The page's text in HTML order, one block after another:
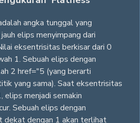
angka tunggal yang
elips menyimpang dari
eksentrisitas berkisar dari 0
1. Sebuah elips dengan
2 href="5 (yang berarti
yang sama). Saat eksentrisitas
elips menjadi semakin
Sebuah elips dengan
dekat dengan 1 akan terlihat